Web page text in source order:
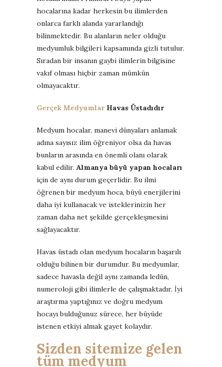
hocalarına kadar herkesin bu ilimlerden
onlarca farklı alanda yararlandığı
bilinmektedir. Bu alanların neler olduğu
medyumluk bilgileri kapsamında gizli tutulur.
Sıradan bir insanın gaybi ilimlerin bilgisine
vakıf olması hiçbir zaman mümkün
olmayacaktır.
Gerçek MedyumlarHavas Üstadıdır
Medyum hocalar, manevi dünyaları anlamak
adına sayısız ilim öğreniyor olsa da havas
bunların arasında en önemli olanı olarak
kabul edilir. Almanya büyü yapan hocaları
için de aynı durum geçerlidir. Bu ilmi
öğrenen bir medyum hoca, büyü enerjilerini
daha iyi kullanacak ve isteklerinizin her
zaman daha net şekilde gerçekleşmesini
sağlayacaktır.
Havas üstadı olan medyum hocaların başarılı
olduğu bilinen bir durumdur. Bu medyumlar,
sadece havasla değil aynı zamanda ledün,
numeroloji gibi ilimlerle de çalışmaktadır. İyi
araştırma yaptığınız ve doğru medyum
hocayı bulduğunuz sürece, her büyüde
istenen etkiyi almak gayet kolaydır.
Sizden sitemize gelen
tüm medyum